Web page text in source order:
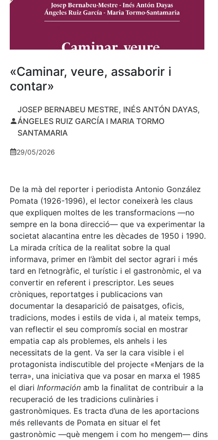
«Caminar, veure, assaborir i
contar»
JOSEP BERNABEU MESTRE, INÉS ANTÓN DAYAS,
ÁNGELES RUIZ GARCÍA I MARIA TORMO
SANTAMARIA
29/05/2026
De la mà del reporter i periodista Antonio González
Pomata (1926-1996), el lector coneixerà les claus
que expliquen moltes de les transformacions —no
sempre en la bona direcció— que va experimentar la
societat alacantina entre les dècades de 1950 i 1990.
La mirada crítica de la realitat sobre la qual
informava, primer en l’àmbit del sector agrari i més
tard en l’etnogràfic, el turístic i el gastronòmic, el va
convertir en referent i prescriptor. Les seues
cròniques, reportatges i publicacions van
documentar la desaparició de paisatges, oficis,
tradicions, modes i estils de vida i, al mateix temps,
van reflectir el seu compromís social en mostrar
empatia cap als problemes, els anhels i les
necessitats de la gent. Va ser la cara visible i el
protagonista indiscutible del projecte «Menjars de la
terra», una iniciativa que va posar en marxa el 1985
el diari Información amb la finalitat de contribuir a la
recuperació de les tradicions culinàries i
gastronòmiques. Es tracta d’una de les aportacions
més rellevants de Pomata en situar el fet
gastronòmic —què mengem i com ho mengem— dins